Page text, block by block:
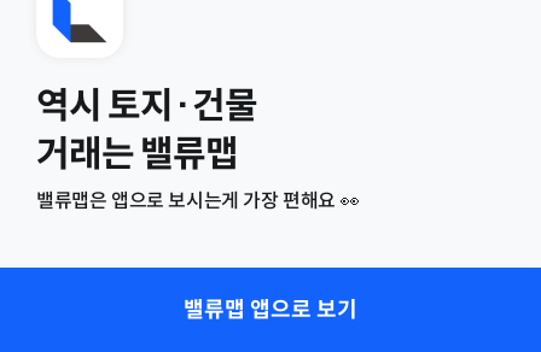
역시 토지·건물
거래는 밸류맵
밸류맵은 앱으로 보시는게 가장 편해요 👀
밸류맵 앱으로 보기